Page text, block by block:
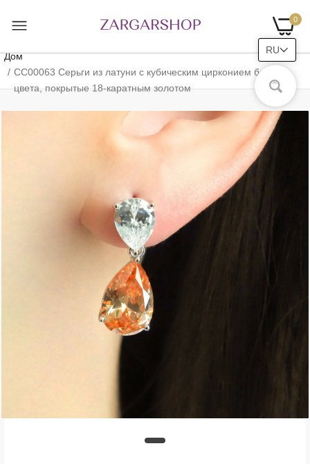
0
Дом
CC00063 Серьги из латуни с кубическим цирконием белого
цвета, покрытые 18-каратным золотом
RU